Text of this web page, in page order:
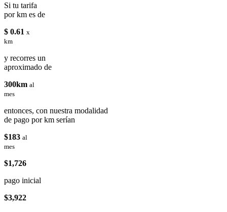
Si tu tarifa
por km es de
$ 0.61 x
km
y recorres un
aproximado de
300km al
mes
entonces, con nuestra modalidad
de pago por km serían
$183 al
mes
$1,726
pago inicial
$3,922